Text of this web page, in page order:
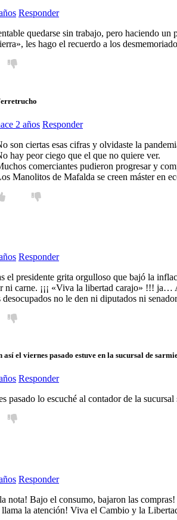
Responder
quedarse sin trabajo, pero haciendo
les hago el recuerdo a los
2 años Responder
son ciertas esas cifras y olvidaste la
hay peor ciego que el que no quiere ver.
comerciantes pudieron progresar y
Manolitos de Mafalda se creen máster en
Responder
el presidente grita orgulloso que bajó la
ni carne. ¡¡¡ «Viva la libertad carajo» !!! ja…
desocupados no le den ni diputados ni
así el viernes pasado estuve en la sucursal de
Responder
pasado lo escuché al contador de la
Responder
nota! Bajo el consumo, bajaron las
llama la atención! Viva el Cambio y la